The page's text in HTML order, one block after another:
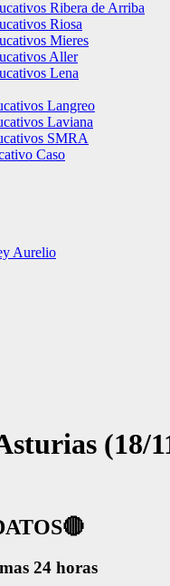
Ribera de Arriba
Riosa
Mieres
Aller
Lena
Langreo
Laviana
SMRA
Caso
Aurelio
(18/
🔴
24 horas